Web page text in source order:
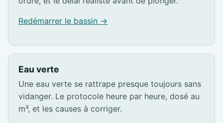
Redémarrer le bassin →
Eau verte
Une eau verte se rattrape presque toujours sans
vidanger. Le protocole heure par heure, dosé au
m³, et les causes à corriger.